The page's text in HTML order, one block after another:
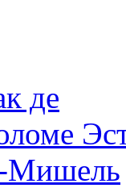
де
Мишель